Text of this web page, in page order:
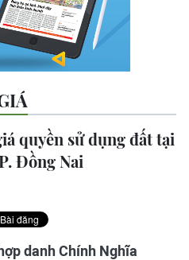
quyền sử dụng đất tại
Đồng Nai
danh Chính Nghĩa